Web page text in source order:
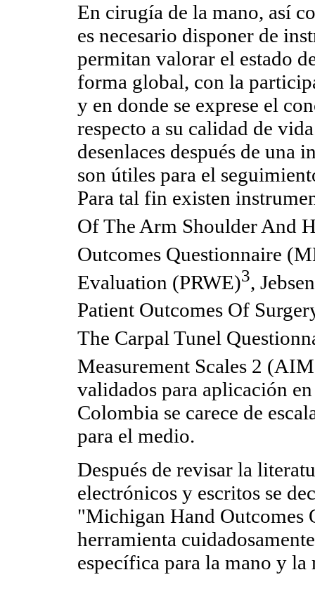
En cirugía de la mano, así
es necesario disponer de
permitan valorar el estado
forma global, con la
y en donde se exprese el
respecto a su calidad de
desenlaces después de
son útiles para el
Para tal fin existen
Of The Arm Shoulder And
Outcomes Questionnaire
Evaluation (PRWE)3,
Patient Outcomes Of
The Carpal Tunel
Measurement Scales 2
validados para aplicación
Colombia se carece de
para el medio.
Después de revisar la
electrónicos y escritos se
"Michigan Hand Outcomes
herramienta
específica para la mano y la